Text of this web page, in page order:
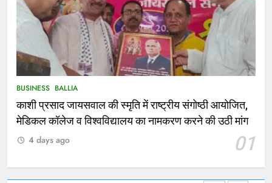
BUSINESS BALLIA
काशी प्रसाद जायसवाल की स्मृति में राष्ट्रीय संगोष्ठी आयोजित,
मेडिकल कॉलेज व विश्वविद्यालय का नामकरण करने की उठी मांग
01
4 days ago
NATIONAL बलिया
कोचिंग सेंटर में लगी भीषण आग, जान
बचाने के लिए छात्रों ने लगाई छलांग, कई
2
भरत तिवारी एनकाउंटर मामले को लेकर
सियासत तेज, भाजपा सांसद ने बताई हत्या
NATIONAL POLITICS